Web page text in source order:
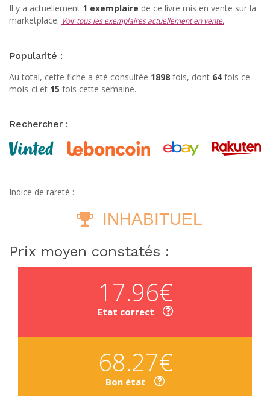
Il y a actuellement 1 exemplaire de ce livre mis en vente sur la
marketplace. Voir tous les exemplaires actuellement en vente.
Popularité :
Au total, cette fiche a été consultée 1898 fois, dont 64fois ce
mois-ci et 15 fois cette semaine.
Rechercher :
Indice de rareté :
INHABITUEL
Prix moyen constatés :
17.96€
Etat correct
68.27€
Bon état